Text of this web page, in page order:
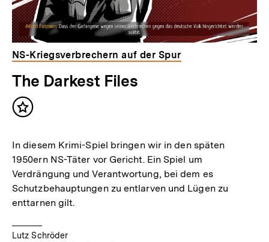
NS-Kriegsverbrechern auf der Spur
The Darkest Files
Inhalt
In diesem Krimi-Spiel bringen wir in den späten
1950ern NS-Täter vor Gericht. Ein Spiel um
Verdrängung und Verantwortung, bei dem es
Schutzbehauptungen zu entlarven und Lügen zu
enttarnen gilt.
Lutz Schröder